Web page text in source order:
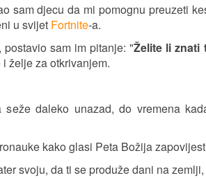
sam djecu da mi pomognu preuzeti
u svijet Fortnite-a.
sam im pitanje: "Želite li znati
želje za otkrivanjem.
daleko unazad, do vremena
kako glasi Peta Božija
svoju, da ti se produže dani na